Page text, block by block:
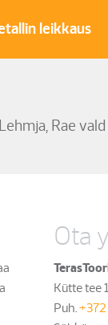
leikkaus
Rae
Ota
Kütte tee
Puh.